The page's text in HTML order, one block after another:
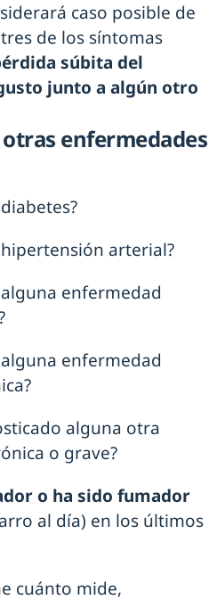
caso posible de
de los síntomas
súbita del
junto a algún otro
enfermedades
arterial?
enfermedad
enfermedad
alguna otra
o grave?
o ha sido fumador
al día) en los últimos
cuánto mide,